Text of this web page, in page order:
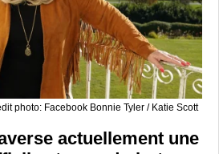
photo: Facebook Bonnie Tyler / Katie Scott
actuellement une